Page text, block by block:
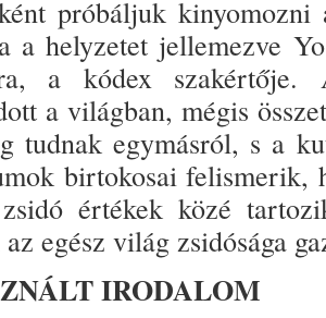
próbáljuk
a helyzetet jellemezve
a kódex
a világban, mégis
tudnak egymásról, s a
birtokosai felismerik,
értékek közé
egész világ zsidósága
IRODALOM